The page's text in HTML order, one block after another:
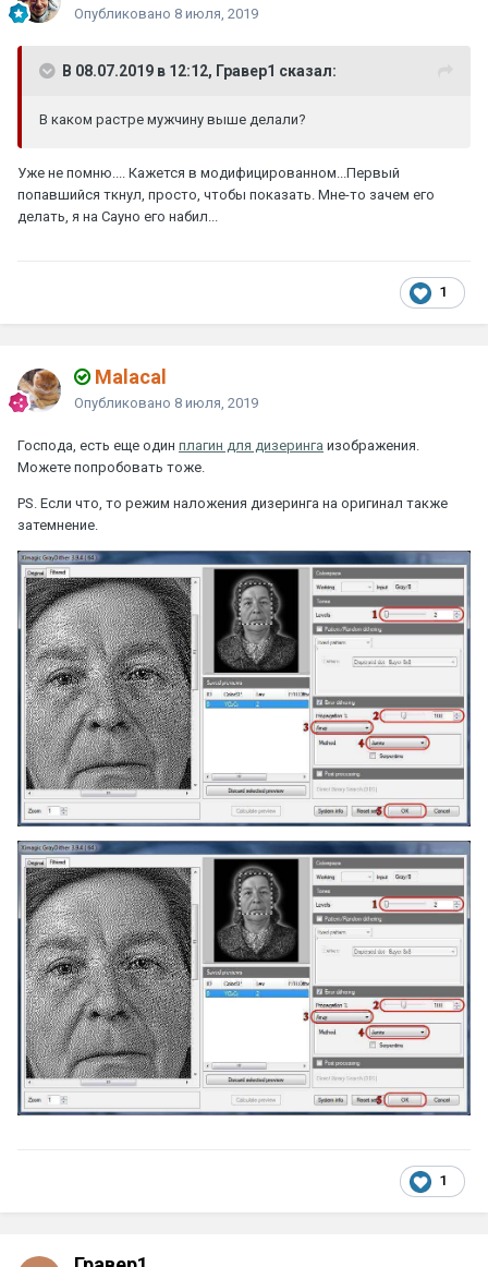
Опубликовано 8 июля, 2019
В 08.07.2019 в 12:12, Гравер1 сказал:
В каком растре мужчину выше делали?
Уже не помню.... Кажется в модифицированном...Первый
попавшийся ткнул, просто, чтобы показать. Мне-то зачем его
делать, я на Сауно его набил...
1
Malacal
Опубликовано 8 июля, 2019
Господа, есть еще один плагин для дизеринга изображения.
Можете попробовать тоже.
PS. Если что, то режим наложения дизеринга на оригинал также
затемнение.
1